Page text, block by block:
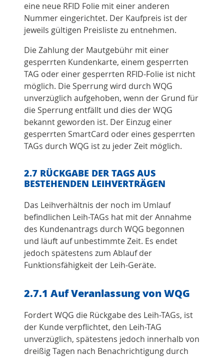
eine neue RFID Folie mit einer anderen
Nummer eingerichtet. Der Kaufpreis ist der
jeweils gültigen Preisliste zu entnehmen.
Die Zahlung der Mautgebühr mit einer
gesperrten Kundenkarte, einem gesperrten
TAG oder einer gesperrten RFID-Folie ist nicht
möglich. Die Sperrung wird durch WQG
unverzüglich aufgehoben, wenn der Grund für
die Sperrung entfällt und dies der WQG
bekannt geworden ist. Der Einzug einer
gesperrten SmartCard oder eines gesperrten
TAGs durch WQG ist zu jeder Zeit möglich.
2.7 RÜCKGABE DER TAGS AUS
BESTEHENDEN LEIHVERTRÄGEN
Das Leihverhältnis der noch im Umlauf
befindlichen Leih-TAGs hat mit der Annahme
des Kundenantrags durch WQG begonnen
und läuft auf unbestimmte Zeit. Es endet
jedoch spätestens zum Ablauf der
Funktionsfähigkeit der Leih-Geräte.
2.7.1 Auf Veranlassung von WQG
Fordert WQG die Rückgabe des Leih-TAGs, ist
der Kunde verpflichtet, den Leih-TAG
unverzüglich, spätestens jedoch innerhalb von
dreißig Tagen nach Benachrichtigung durch